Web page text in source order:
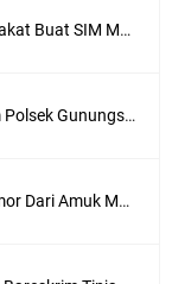
Kasat Lantas Polres Lotim Ajak Masyrakat Buat SIM Melalui SATPAS Bukan Calo
Tim URC Polresta Bersma Unit Reskrim Polsek Gunungsari Tangkap Pelaku Curanmor
Polisi Evakuasi Terduga Pelaku Curanmor Dari Amuk Masa